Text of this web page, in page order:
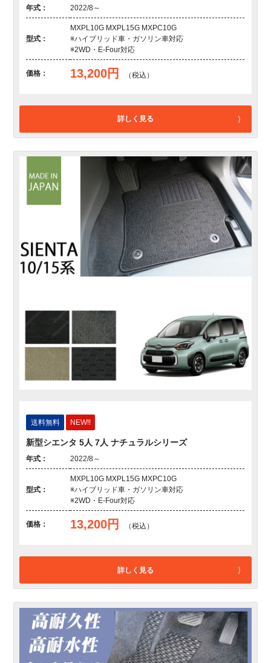
年式： 2022/8～
型式：
MXPL10G MXPL15G MXPC10G
※ハイブリッド車・ガソリン車対応
※2WD・E-Four対応
価格： 13,200円 （税込）
詳しく見る
送料無料 NEW!!
新型シエンタ 5人 7人 ナチュラルシリーズ
年式： 2022/8～
型式：
MXPL10G MXPL15G MXPC10G
※ハイブリッド車・ガソリン車対応
※2WD・E-Four対応
価格： 13,200円 （税込）
詳しく見る